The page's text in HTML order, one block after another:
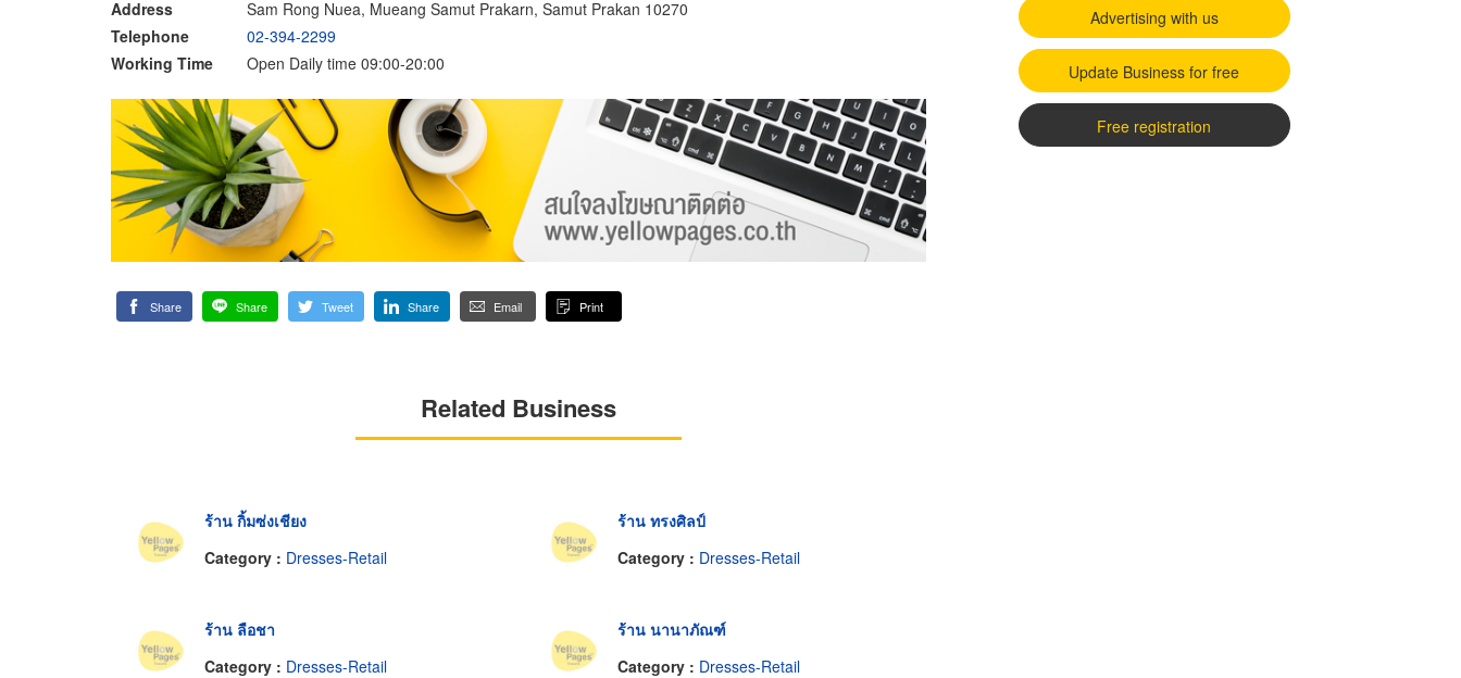
Address
Sam Rong Nuea, Mueang Samut Prakarn, Samut Prakan 10270
Telephone
02-394-2299
Working Time
Open Daily time 09:00-20:00
Share Share Tweet Share Email Print
Related Business
ร้าน กิ้มซ่งเชียง
Category : Dresses-Retail
ร้าน ทรงศิลป์
Category : Dresses-Retail
ร้าน ลือชา
Category : Dresses-Retail
ร้าน นานาภัณฑ์
Category : Dresses-Retail
Advertising with us
Update Business for free
Free registration